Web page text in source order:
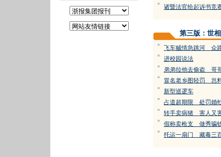
= 诸暨法官给起诉书竞
第三版：世相
= 飞车贼情急跳河 众
= 进校园说法
= 弟弟拉他去偷盗 哥
= 冒名老乡图轻罚 岂
= 新型巡逻车
= 占道超期限 处罚婚
= 转手卖病猪 害人又
= 假称卖枪支 做秀骗
= 托运一扇门 藏毒三